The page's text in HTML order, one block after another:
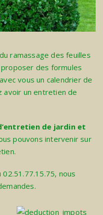
ramassage des feuilles
proposer des formules
vous un calendrier de
avoir un entretien de
de jardin et
pouvons intervenir sur
02.51.77.15.75, nous